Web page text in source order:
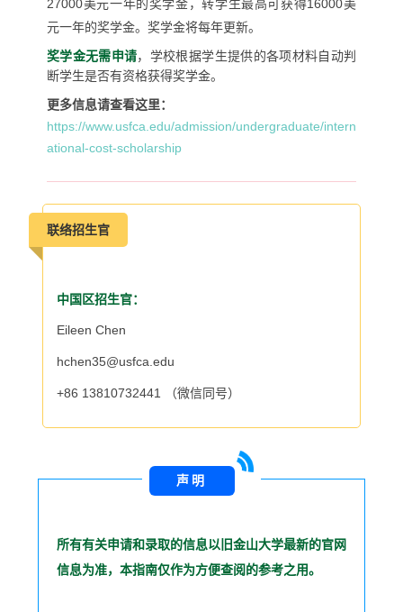
27000美元一年的奖学金，转学生最高可获得16000美
元一年的奖学金。 奖学金将每年更新。
奖学金无需申请，学校根据学生提供的各项材料自动判
断学生是否有资格获得奖学金。
更多信息请查看这里：
https://www.usfca.edu/admission/undergraduate/intern
ational-cost-scholarship
联络招生官
中国区招生官：
Eileen Chen
hchen35@usfca.edu
+86 13810732441 （微信同号）
声明
所有有关申请和录取的信息以旧金山大学最新的官网
信息为准，本指南仅作为方便查阅的参考之用。